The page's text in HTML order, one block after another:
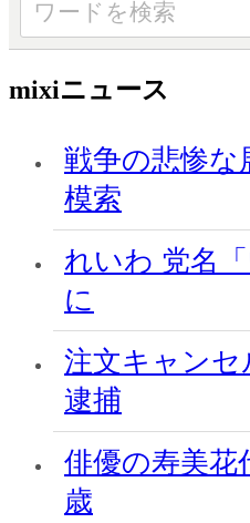
mixiニュース
戦争の悲惨な
模索
れいわ 党名「
に
注文キャンセ
逮捕
俳優の寿美花
歳